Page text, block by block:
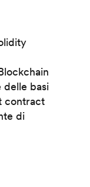
delle basi
contract
di